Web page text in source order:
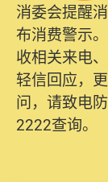
消委会提醒
布消费警示
收相关来电
轻信回应，
问，请致电
2222查询。